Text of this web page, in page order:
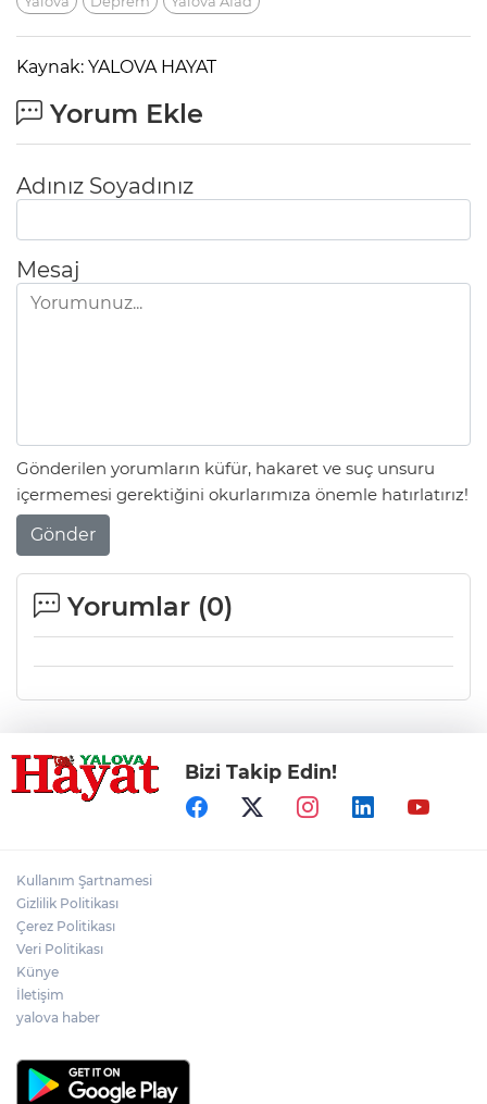
Kaynak: YALOVA HAYAT
Yorum Ekle
Adınız Soyadınız
Mesaj
Gönderilen yorumların küfür, hakaret ve suç unsuru
içermemesi gerektiğini okurlarımıza önemle hatırlatırız!
Gönder
Yorumlar (0)
Bizi Takip Edin!
Kullanım Şartnamesi
Gizlilik Politikası
Çerez Politikası
Veri Politikası
Künye
İletişim
yalova haber